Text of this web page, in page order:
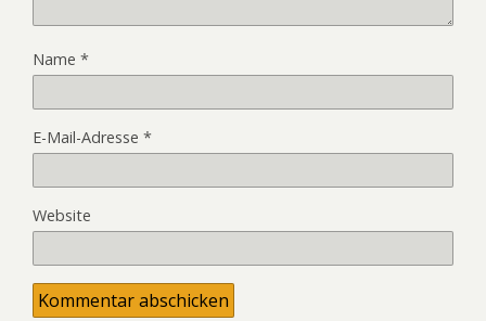
Name *
E-Mail-Adresse *
Website